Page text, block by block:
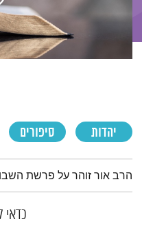
יהדות סיפורים
תמצית הפודקאסט
הרב אור זוהר על פרשת
כדאי